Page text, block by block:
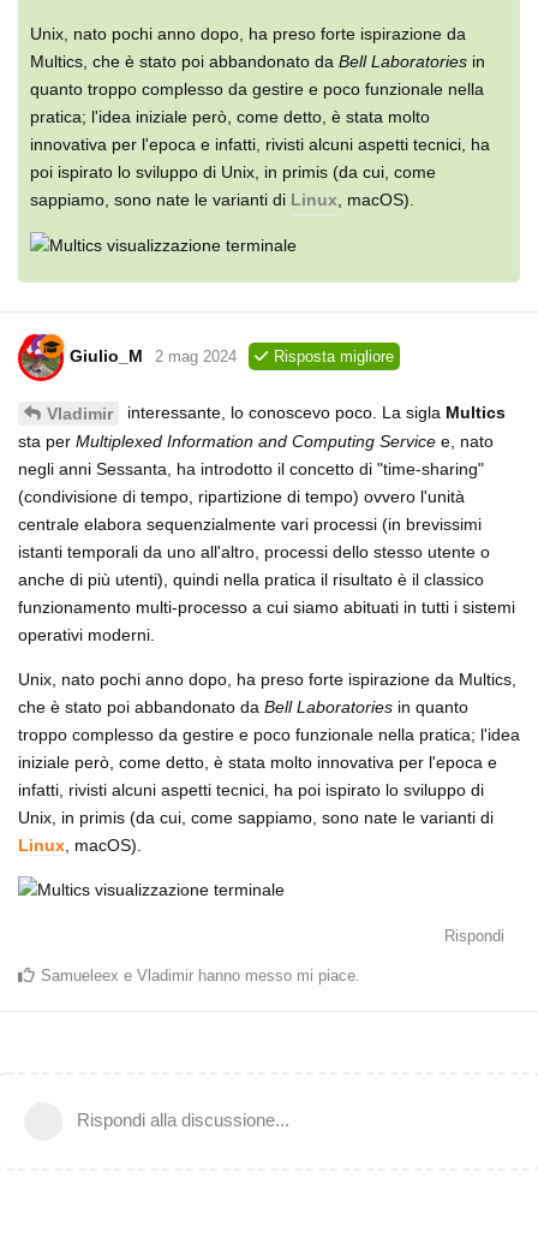
Unix, nato pochi anno dopo, ha preso forte ispirazione da
Multics, che è stato poi abbandonato da Bell Laboratories in
quanto troppo complesso da gestire e poco funzionale nella
pratica; l'idea iniziale però, come detto, è stata molto
innovativa per l'epoca e infatti, rivisti alcuni aspetti tecnici, ha
poi ispirato lo sviluppo di Unix, in primis (da cui, come
sappiamo, sono nate le varianti di Linux , macOS).
Giulio_M 2 mag 2024 Risposta migliore
Vladimir interessante, lo conoscevo poco. La sigla Multics
sta per Multiplexed Information and Computing Service e, nato
negli anni Sessanta, ha introdotto il concetto di "time-sharing"
(condivisione di tempo, ripartizione di tempo) ovvero l'unità
centrale elabora sequenzialmente vari processi (in brevissimi
istanti temporali da uno all'altro, processi dello stesso utente o
anche di più utenti), quindi nella pratica il risultato è il classico
funzionamento multi-processo a cui siamo abituati in tutti i sistemi
operativi moderni.
Unix, nato pochi anno dopo, ha preso forte ispirazione da Multics,
che è stato poi abbandonato da Bell Laboratories in quanto
troppo complesso da gestire e poco funzionale nella pratica; l'idea
iniziale però, come detto, è stata molto innovativa per l'epoca e
infatti, rivisti alcuni aspetti tecnici, ha poi ispirato lo sviluppo di
Unix, in primis (da cui, come sappiamo, sono nate le varianti di
Linux , macOS).
Rispondi
Samueleex e Vladimir hanno messo mi piace
Rispondi alla discussione...